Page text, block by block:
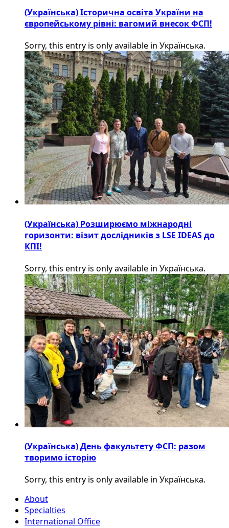
(Українська) Історична освіта України на
європейському рівні: вагомий внесок ФСП!
Sorry, this entry is only available in Українська.
(Українська) Розширюємо міжнародні
горизонти: візит дослідників з LSE IDEAS до
КПІ!
Sorry, this entry is only available in Українська.
(Українська) День факультету ФСП: разом
творимо історію
Sorry, this entry is only available in Українська.
About
Specialties
International Office